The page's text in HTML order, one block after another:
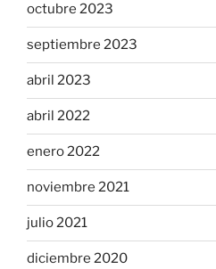
octubre 2023
septiembre 2023
abril 2023
abril 2022
enero 2022
noviembre 2021
julio 2021
diciembre 2020